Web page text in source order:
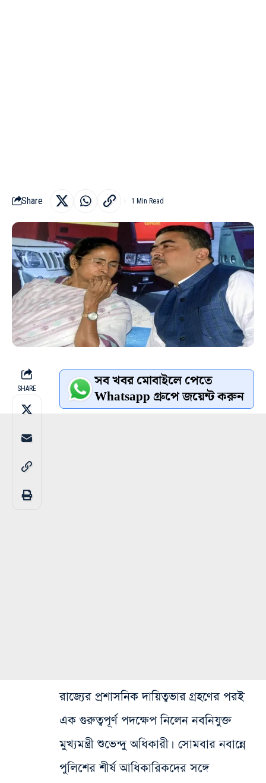
Share 1 Min Read
SHARE সব খবর মোবাইলে পেতে
Whatsapp গ্রুপে জয়েন্ট করুন
রাজ্যের প্রশাসনিক দায়িত্বভার গ্রহণের পরই
এক গুরুত্বপূর্ণ পদক্ষেপ নিলেন নবনিযুক্ত
মুখ্যমন্ত্রী শুভেন্দু অধিকারী। সোমবার নবান্নে
পুলিশের শীর্ষ আধিকারিকদের সঙ্গে